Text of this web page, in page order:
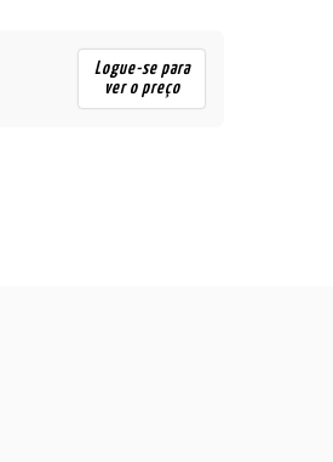
Logue-se para
ver o preço